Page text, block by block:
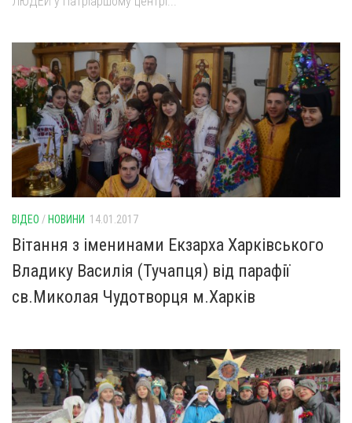
ВІДЕО / НОВИНИ 14.01.2017
Вітання з іменинами Екзарха Харківського
Владику Василія (Тучапця) від парафії
св.Миколая Чудотворця м.Харків